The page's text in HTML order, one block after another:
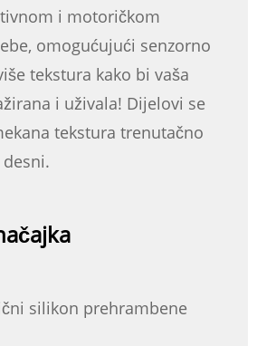
i motoričkom
omogućujući senzorno
tekstura kako bi vaša
i uživala! Dijelovi se
tekstura trenutačno
silikon prehrambene